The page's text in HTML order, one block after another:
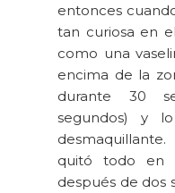
entonces
tan curiosa en
como una
encima de la
durante 30
segundos) y
quitó todo en
después de dos